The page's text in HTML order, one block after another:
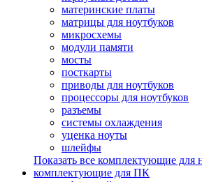
материнские платы
матрицы для ноутбуков
микросхемы
модули памяти
мосты
посткарты
приводы для ноутбуков
процессоры для ноутбуков
разъемы
системы охлаждения
уценка ноуты
шлейфы
Показать все комплектующие для
комплектующие для ПК